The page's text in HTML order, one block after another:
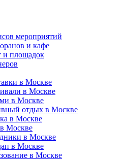
мероприятий
и кафе
и площадок
в Москве
в Москве
в Москве
отдых в Москве
в Москве
Москве
в Москве
в Москве
в Москве